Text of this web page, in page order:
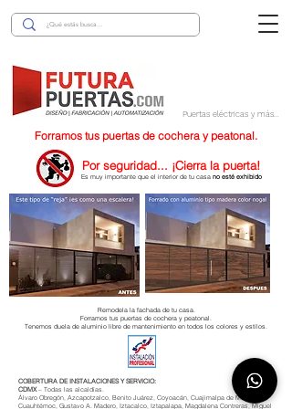
Puertas eléctricas y más...
Forramos tus puertas de cochera y peatonal.
Por seguridad... ¡Cierra la puerta!
Es muy importante que el interior de tu casano esté exhibido
Remodela la fachada de tu casa.
Forramos tus puertas de cochera y peatonal.
Tenemos duela de aluminio libre de mantenimiento en todos los colores y estilos.
COBERTURA DE INSTALACIONES Y SERVICIO:
CDMX– Todas las alcaldías.
Álvaro Obregón, Azcapotzalco, Benito Juárez, Coyoacán, Cuajimalpa de Morelos,
Cuauhtémoc, Gustavo A. Madero, Iztacalco, Iztapalapa, Magdalena Contreras, Miguel